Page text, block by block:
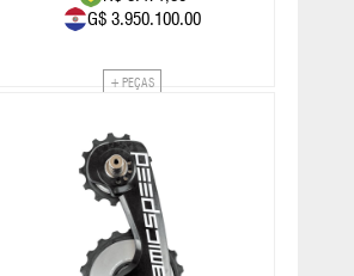
G$ 3.950.100.00
+ PEÇAS